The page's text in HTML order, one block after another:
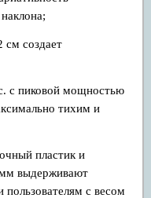
см создает
с пиковой мощностью
тихим и
пластик и
мм выдерживают
пользователям с весом